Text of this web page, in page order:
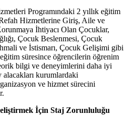
Programındaki 2 yıllık eğitim
Hizmetlerine Giriş, Aile ve
İhtiyacı Olan Çocuklar,
Çocuk Beslenmesi, Çocuk
ve İstismarı, Çocuk Gelişimi gibi
süresince öğrencilerin öğrenim
bilgi ve deneyimlerini daha iyi
kurumlardaki
ve hizmet sürecini
İçin Staj Zorunluluğu